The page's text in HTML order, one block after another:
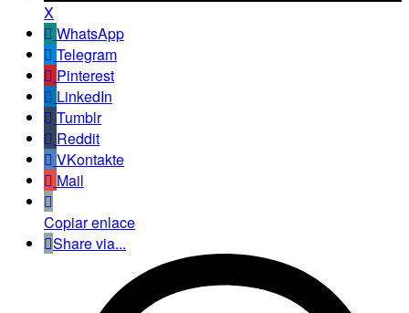
X
WhatsApp
Telegram
Pinterest
LinkedIn
Tumblr
Reddit
VKontakte
Mail
Copiar enlace
Share via...